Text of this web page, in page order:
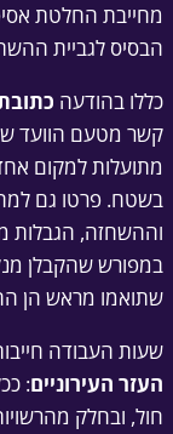
מחייבת החלטת
הבסיס לגביית
כללו בהודעה
קשר מטעם הוועד
מתועלות למקום
בשטח. פרטו גם
וההשחזה, הגבלות
במפורש שהקבלן
שתואמו מראש הן
שעות העבודה
העזר העירוניים: